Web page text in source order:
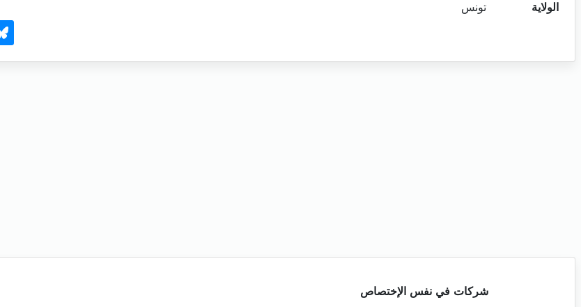
الولاية
تونس
شركات في نفس الإختصاص